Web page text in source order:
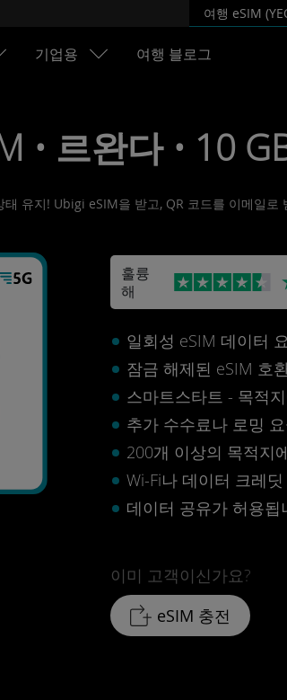
여행 eSIM
기업용 여행 블로그
• 르완다 • 10
유지! Ubigi eSIM을 받고, QR 코드를 이메일
훌륭
해
일회성 eSIM 데이터
잠금 해제된 eSIM 호
스마트스타트 - 목적
추가 수수료나 로밍
200개 이상의 목적지
Wi-Fi나 데이터 크레
데이터 공유가 허용됩
이미 고객이신가요?
eSIM 충전